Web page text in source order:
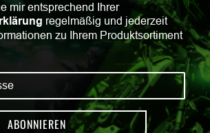
mir entsprechend Ihrer
regelmäßig und jederzeit
zu Ihrem Produktsortiment
ABONNIEREN